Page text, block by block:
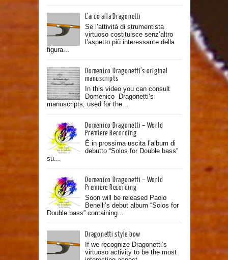
L’arco alla Dragonetti
Se l’attività di strumentista
virtuoso costituisce senz’altro
l’aspetto più interessante della
figura...
Domenico Dragonetti’s original
manuscripts
In this video you can consult
Domenico Dragonetti’s
manuscripts, used for the...
Domenico Dragonetti – World
Premiere Recording
È in prossima uscita l’album di
debutto “Solos for Double bass”
su...
Domenico Dragonetti – World
Premiere Recording
Soon will be released Paolo
Benelli’s debut album “Solos for
Double bass” containing...
Dragonetti style bow
If we recognize Dragonetti’s
virtuoso activity to be the most